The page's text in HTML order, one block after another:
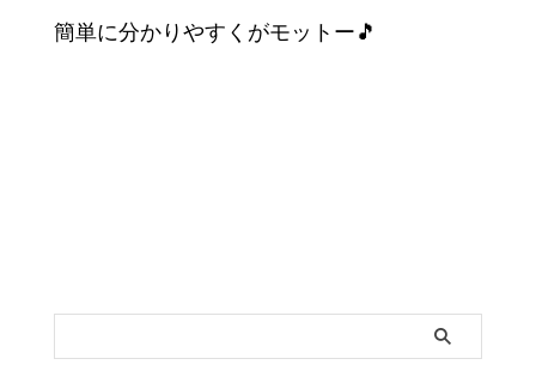
簡単に分かりやすくがモットー🎵